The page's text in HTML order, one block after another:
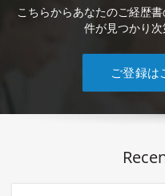
こちらからあなたのご経歴
件が見つかり
ご登録は